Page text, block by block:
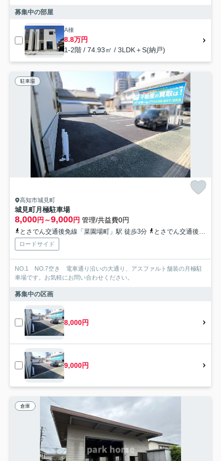
募集中の部屋
A棟
8.8万円
1-2階 / 74.93㎡ / 3LDK＋S(納戸)
駐車場
高知市城見町
城見町月極駐車場
8,000円～9,000円 管理/共益費0円
とさでん交通後免線「菜園場町」駅 徒歩3分 とさでん交通後免線「宝永町」駅 徒歩4分
ロードサイド
NO.1 NO.7空き 電車通り沿いの大通り、アスファルト舗装の月極駐
車場です。お気軽にお問い合わせください。
募集中の区画
8,000円
9,000円
倉庫